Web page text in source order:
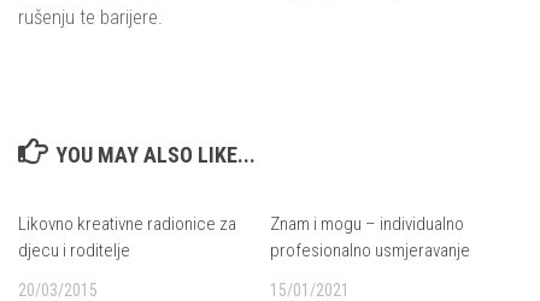
rušenju te barijere.
YOU MAY ALSO LIKE...
Likovno kreativne radionice za
djecu i roditelje
20/03/2015
Znam i mogu – individualno
profesionalno usmjeravanje
15/01/2021